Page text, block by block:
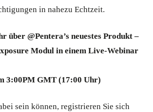
in nahezu Echtzeit.
über @Pentera’s neuestes Produkt –
Modul in einem Live-Webinar
3:00PM GMT (17:00 Uhr)
sein können, registrieren Sie sich